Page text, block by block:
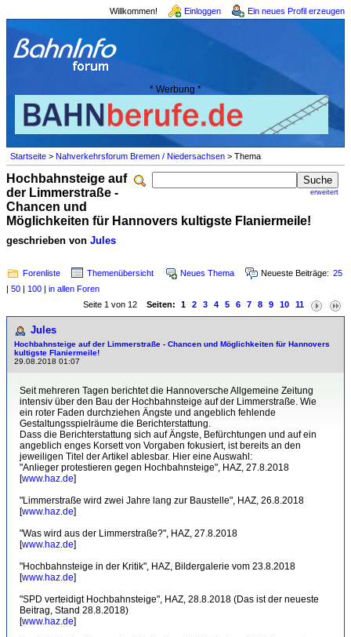
Willkommen! Einloggen Ein neues Profil erzeugen
* Werbung *
Startseite > Nahverkehrsforum Bremen / Niedersachsen > Thema
erweitert
Hochbahnsteige auf
der Limmerstraße -
Chancen und
Möglichkeiten für Hannovers kultigste Flaniermeile!
geschrieben von Jules
Forenliste Themenübersicht Neues Thema Neueste Beiträge: 25
| 50 | 100 | in allen Foren
Seite 1 von 12 Seiten: 1 2 3 4 5 6 7 8 9 10 11
Jules
Hochbahnsteige auf der Limmerstraße - Chancen und Möglichkeiten für Hannovers
kultigste Flaniermeile!
29.08.2018 01:07
Seit mehreren Tagen berichtet die Hannoversche Allgemeine Zeitung
intensiv über den Bau der Hochbahnsteige auf der Limmerstraße. Wie
ein roter Faden durchziehen Ängste und angeblich fehlende
Gestaltungsspielräume die Berichterstattung.
Dass die Berichterstattung sich auf Ängste, Befürchtungen und auf ein
angeblich enges Korsett von Vorgaben fokusiert, ist bereits an den
jeweiligen Titel der Artikel ablesbar. Hier eine Auswahl:
"Anlieger protestieren gegen Hochbahnsteige", HAZ, 27.8.2018
[www.haz.de]
"Limmerstraße wird zwei Jahre lang zur Baustelle", HAZ, 26.8.2018
[www.haz.de]
"Was wird aus der Limmerstraße?", HAZ, 27.8.2018
[www.haz.de]
"Hochbahnsteige in der Kritik", HAZ, Bildergalerie vom 23.8.2018
[www.haz.de]
"SPD verteidigt Hochbahnsteige", HAZ, 28.8.2018 (Das ist der neueste
Beitrag, Stand 28.8.2018)
[www.haz.de]